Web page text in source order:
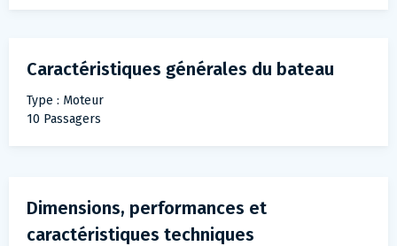
Caractéristiques générales du bateau
Type : Moteur
10 Passagers
Dimensions, performances et
caractéristiques techniques